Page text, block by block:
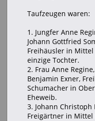
Taufzeugen waren:
1. Jungfer Anne
Johann Gottfried
Freihäusler in
einzige Tochter.
2. Frau Anne
Benjamin Exner,
Schumacher in
Eheweib.
3. Johann Christoph
Freigärtner in Mittel